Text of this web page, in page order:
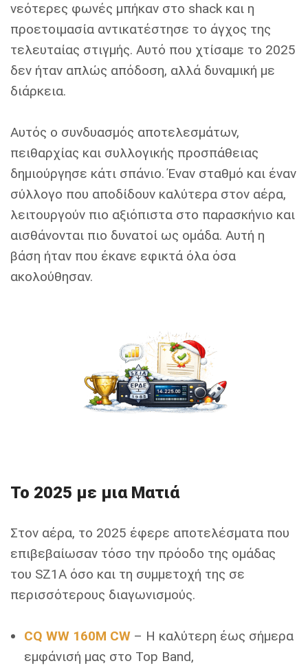
νεότερες φωνές μπήκαν στο shack και η
προετοιμασία αντικατέστησε το άγχος της
τελευταίας στιγμής. Αυτό που χτίσαμε το 2025
δεν ήταν απλώς απόδοση, αλλά δυναμική με
διάρκεια.
Αυτός ο συνδυασμός αποτελεσμάτων,
πειθαρχίας και συλλογικής προσπάθειας
δημιούργησε κάτι σπάνιο. Έναν σταθμό και έναν
σύλλογο που αποδίδουν καλύτερα στον αέρα,
λειτουργούν πιο αξιόπιστα στο παρασκήνιο και
αισθάνονται πιο δυνατοί ως ομάδα. Αυτή η
βάση ήταν που έκανε εφικτά όλα όσα
ακολούθησαν.
Το 2025 με μια Ματιά
Στον αέρα, το 2025 έφερε αποτελέσματα που
επιβεβαίωσαν τόσο την πρόοδο της ομάδας
του SZ1A όσο και τη συμμετοχή της σε
περισσότερους διαγωνισμούς.
CQ WW 160M CW – Η καλύτερη έως σήμερα
εμφάνισή μας στο Top Band,